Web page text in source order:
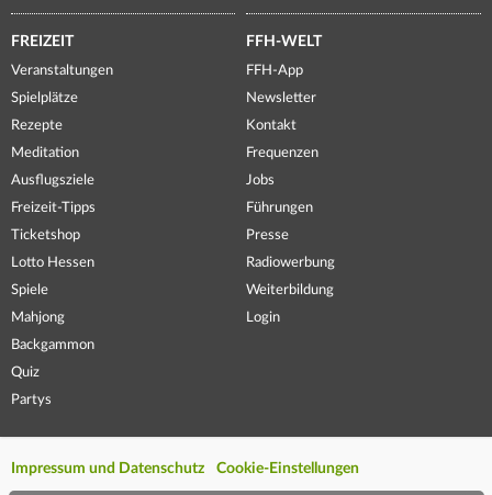
FREIZEIT
Veranstaltungen
Spielplätze
Rezepte
Meditation
Ausflugsziele
Freizeit-Tipps
Ticketshop
Lotto Hessen
Spiele
Mahjong
Backgammon
Quiz
Partys
FFH-WELT
FFH-App
Newsletter
Kontakt
Frequenzen
Jobs
Führungen
Presse
Radiowerbung
Weiterbildung
Login
Impressum und Datenschutz Cookie-Einstellungen